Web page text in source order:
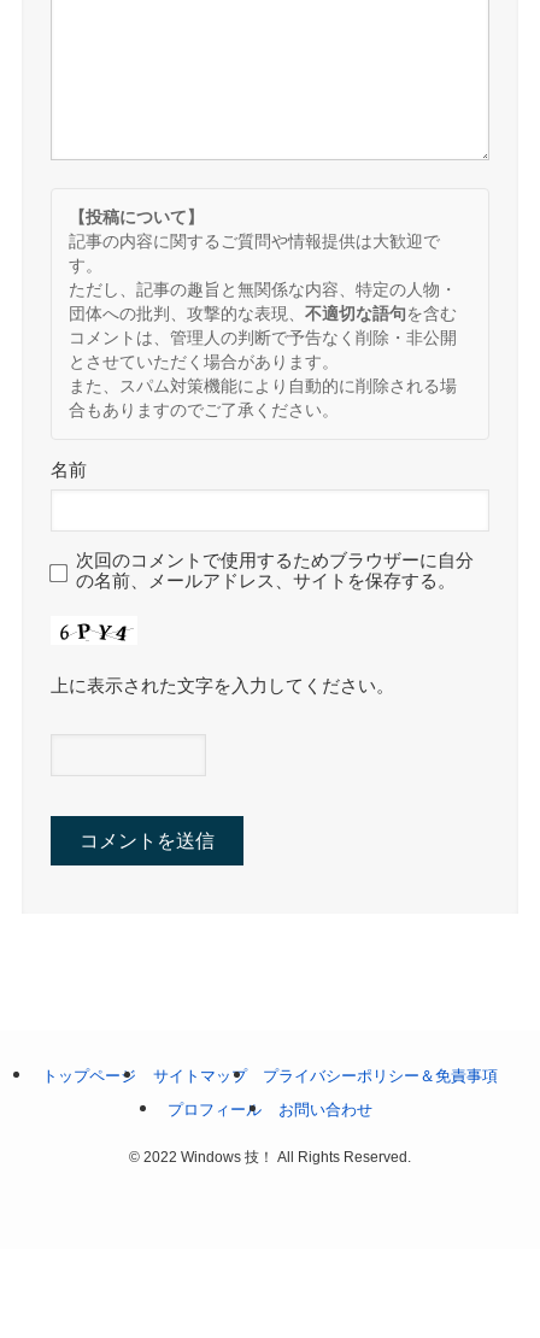
【投稿について】
記事の内容に関するご質問や情報提供は大歓迎で
す。
ただし、記事の趣旨と無関係な内容、特定の人物・
団体への批判、攻撃的な表現、 不適切な語句を含む
コメントは、管理人の判断で予告なく削除・非公開
とさせていただく場合があります。
また、スパム対策機能により自動的に削除される場
合もありますのでご了承ください。
名前
次回のコメントで使用するためブラウザーに自分
の名前、メールアドレス、サイトを保存する。
上に表示された文字を入力してください。
トップページ サイトマップ
プライバシーポリシー＆免責事項
プロフィール
お問い合わせ
© 2022 Windows 技！ All Rights Reserved.